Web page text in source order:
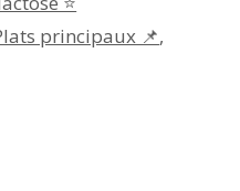
principaux 📌,